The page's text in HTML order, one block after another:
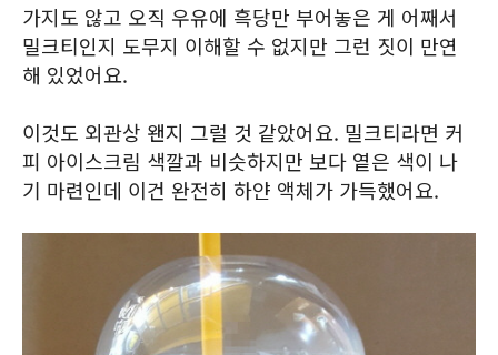
가지도 않고 오직 우유에 흑당만 부어놓은 게 어째서
밀크티인지 도무지 이해할 수 없지만 그런 짓이 만연
해 있었어요.
이것도 외관상 왠지 그럴 것 같았어요. 밀크티라면 커
피 아이스크림 색깔과 비슷하지만 보다 옅은 색이 나
기 마련인데 이건 완전히 하얀 액체가 가득했어요.